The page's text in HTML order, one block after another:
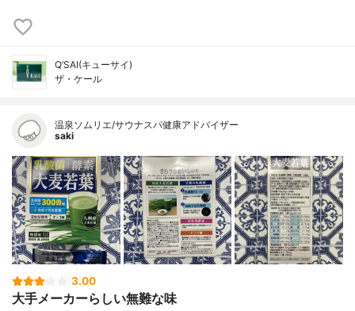
Q’SAI(キューサイ)
ザ・ケール
温泉ソムリエ/サウナスパ健康アドバイザー
saki
3.00
大手メーカーらしい無難な味